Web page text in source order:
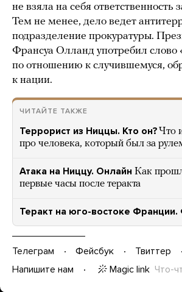
не взяла на себя ответственность
Тем не менее, дело ведет
подразделение прокуратуры.
Франсуа Олланд употребил слово
по отношению к случившемуся,
к нации.
ЧИТАЙТЕ ТАКЖЕ
Террорист из Ниццы. Кто он? Что
про человека, который был за
Атака на Ниццу. Онлайн Как
первые часы после теракта
Теракт на юго-востоке
Телеграм Фейсбук Твиттер
Напишите нам
Magic link Что-